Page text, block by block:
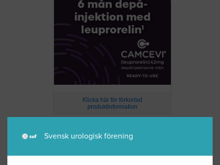
Klicka här för förkortad
produktinformation
Svensk urologisk förening